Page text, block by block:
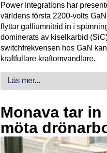
Power Integrations har
världens första 2200-volts
flyttar galliumnitrid in i
dominerats av kiselkarbid
switchfrekvensen hos GaN
kraftfullare kraftomvandlare.
Läs mer...
Monava tar
möta